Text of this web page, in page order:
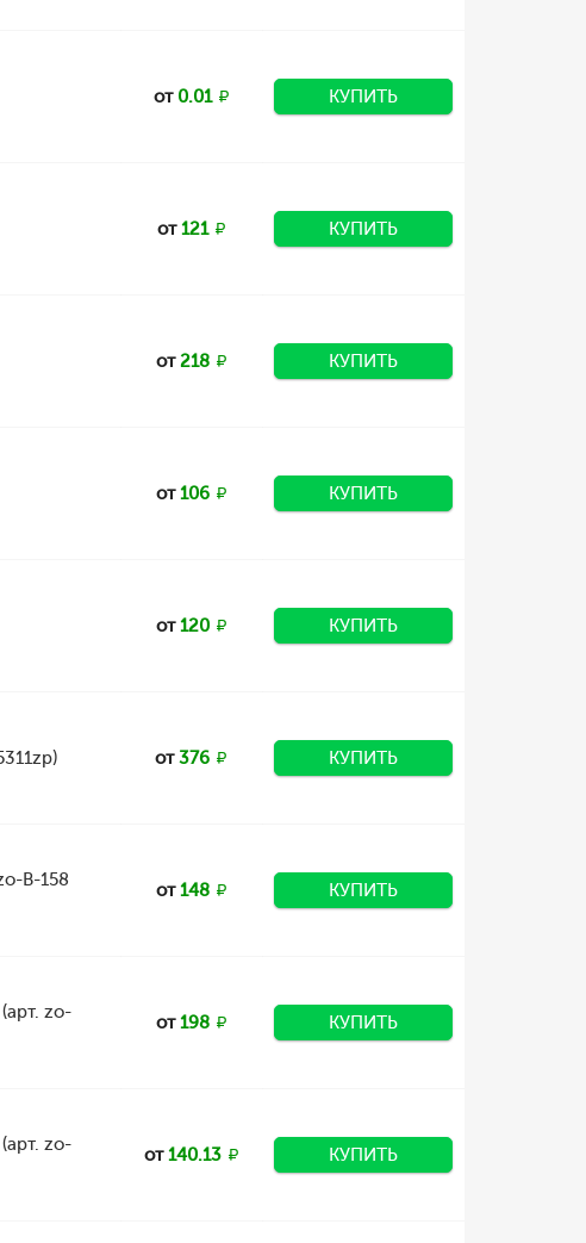
от 0.01 КУПИТЬ
от121 КУПИТЬ
от218 КУПИТЬ
от106 КУПИТЬ
от120 КУПИТЬ
от376 КУПИТЬ
B-158
от148 КУПИТЬ
zo-
от198 КУПИТЬ
zo-
от140.13 КУПИТЬ